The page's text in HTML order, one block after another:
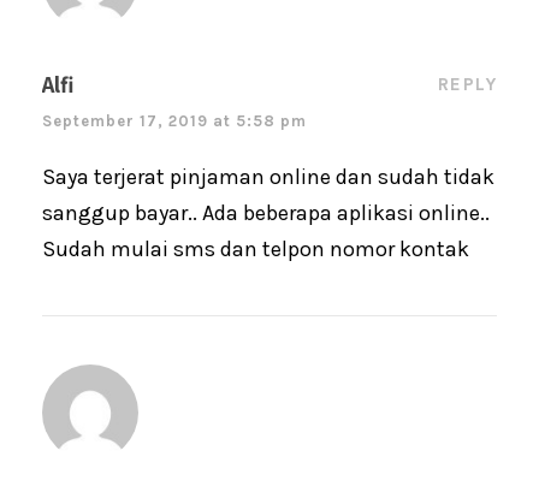
Alfi
September 17, 2019 at 5:58 pm
REPLY
Saya terjerat pinjaman online dan sudah tidak
sanggup bayar.. Ada beberapa aplikasi online..
Sudah mulai sms dan telpon nomor kontak